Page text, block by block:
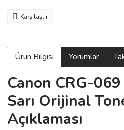
Karşılaştır
Ürün Bilgisi Yorumlar
Canon CRG-
Sarı Orijinal
Açıklaması